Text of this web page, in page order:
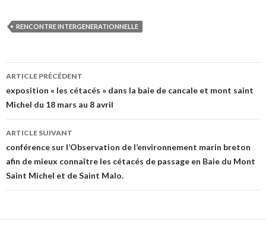
RENCONTRE INTERGENERATIONNELLE
Navigation
des
articles
ARTICLE PRÉCÉDENT
exposition « les cétacés » dans la baie de cancale et mont saint
Michel du 18 mars au 8 avril
ARTICLE SUIVANT
conférence sur l’Observation de l’environnement marin breton
afin de mieux connaître les cétacés de passage en Baie du Mont
Saint Michel et de Saint Malo.